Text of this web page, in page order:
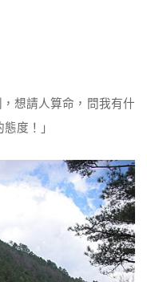
想請人算命，問我有什
度！」